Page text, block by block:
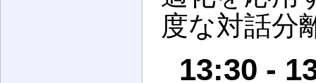
度な対話分
13:30 -